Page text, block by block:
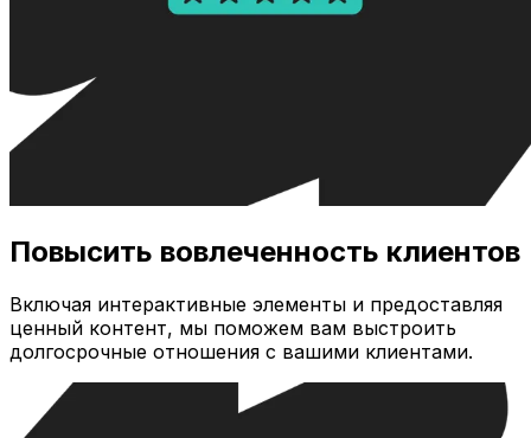
Повысить вовлеченность клиентов
Включая интерактивные элементы и предоставляя
ценный контент, мы поможем вам выстроить
долгосрочные отношения с вашими клиентами.